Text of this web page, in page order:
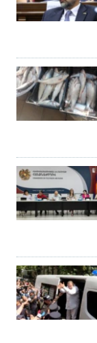
Հայերեն
Русский
ՀԵՏԵՎԵՔ ՄԵԶ